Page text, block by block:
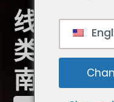
线性执行
类、力
南